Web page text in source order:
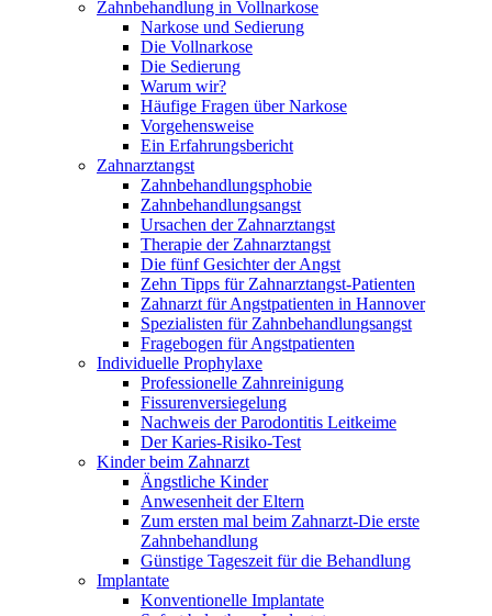
Zahnbehandlung in Vollnarkose
Narkose und Sedierung
Die Vollnarkose
Die Sedierung
Warum wir?
Häufige Fragen über Narkose
Vorgehensweise
Ein Erfahrungsbericht
Zahnarztangst
Zahnbehandlungsphobie
Zahnbehandlungsangst
Ursachen der Zahnarztangst
Therapie der Zahnarztangst
Die fünf Gesichter der Angst
Zehn Tipps für Zahnarztangst-Patienten
Zahnarzt für Angstpatienten in Hannover
Spezialisten für Zahnbehandlungsangst
Fragebogen für Angstpatienten
Individuelle Prophylaxe
Professionelle Zahnreinigung
Fissurenversiegelung
Nachweis der Parodontitis Leitkeime
Der Karies-Risiko-Test
Kinder beim Zahnarzt
Ängstliche Kinder
Anwesenheit der Eltern
Zum ersten mal beim Zahnarzt-Die erste
Zahnbehandlung
Günstige Tageszeit für die Behandlung
Implantate
Konventionelle Implantate